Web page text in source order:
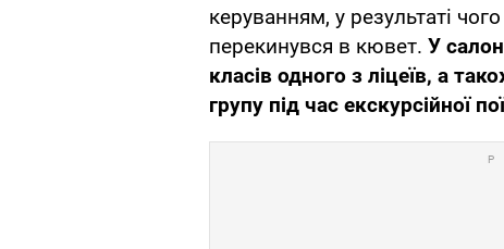
керуванням, у результаті
перекинувся в кювет. У
класів одного з ліцеїв, а
групу під час екскурсійної